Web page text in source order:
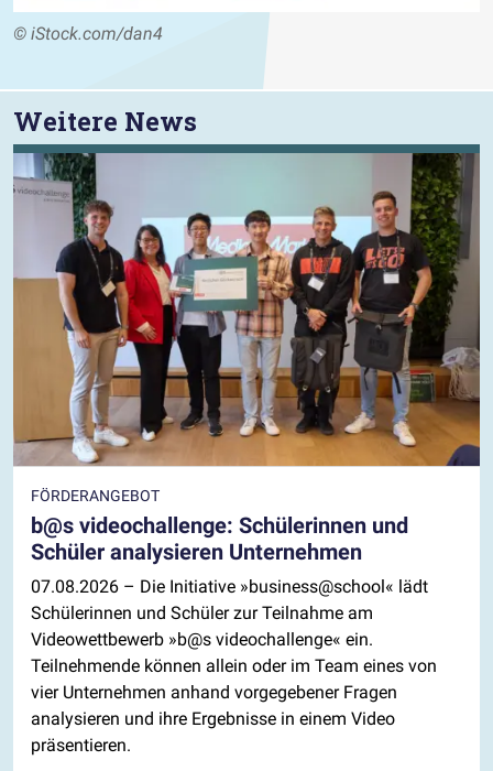
© iStock.com/dan4
Weitere News
FÖRDERANGEBOT
b@s videochallenge: Schülerinnen und
Schüler analysieren Unternehmen
07.08.2026 – Die Initiative »business@school« lädt
Schülerinnen und Schüler zur Teilnahme am
Videowettbewerb »b@s videochallenge« ein.
Teilnehmende können allein oder im Team eines von
vier Unternehmen anhand vorgegebener Fragen
analysieren und ihre Ergebnisse in einem Video
präsentieren.